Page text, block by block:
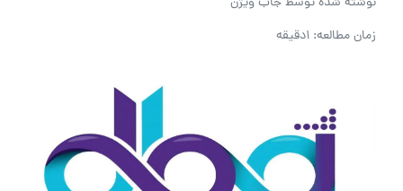
زمان مطالعه: 1دقیقه